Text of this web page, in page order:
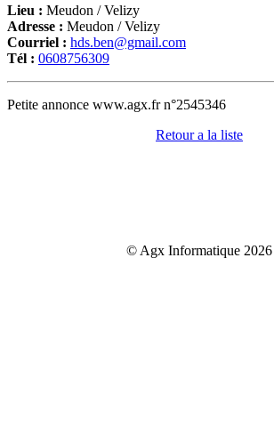
Lieu : Meudon / Velizy
Adresse : Meudon / Velizy
Courriel : hds.ben@gmail.com
Tél : 0608756309
Petite annonce www.agx.fr n°2545346
Retour a la liste
© Agx Informatique 2026